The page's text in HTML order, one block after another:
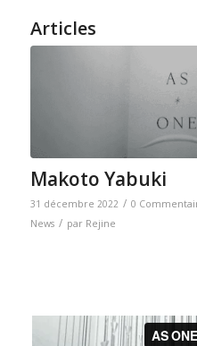
Articles
Makoto Yabuki
31 décembre 2022 / 0
News / par Rejine